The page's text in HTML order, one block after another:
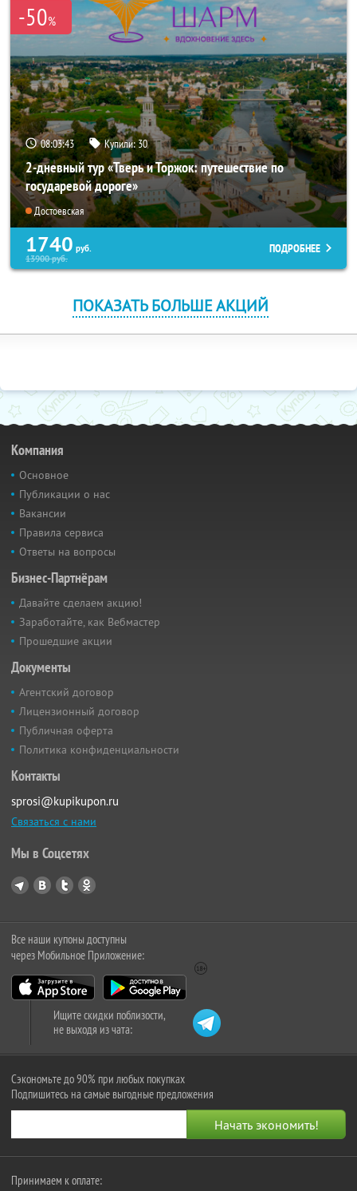
-50%
08:03:42 Купили:30
2-дневный тур «Тверь и Торжок: путешествие по
государевой дороге»
Достоевская
1740 руб.
13900руб.
ПОДРОБНЕЕ
ПОКАЗАТЬ БОЛЬШЕ АКЦИЙ
Компания
Основное
Публикации о нас
Вакансии
Правила сервиса
Ответы на вопросы
Бизнес-Партнёрам
Давайте сделаем акцию!
Заработайте, как Вебмастер
Прошедшие акции
Документы
Агентский договор
Лицензионный договор
Публичная оферта
Политика конфиденциальности
Контакты
sprosi@kupikupon.ru
Связаться с нами
Мы в Соцсетях
Все наши купоны доступны
через Мобильное Приложение:
Ищите скидки поблизости,
не выходя из чата:
Сэкономьте до 90% при любых покупках
Подпишитесь на самые выгодные предложения
Принимаем к оплате: